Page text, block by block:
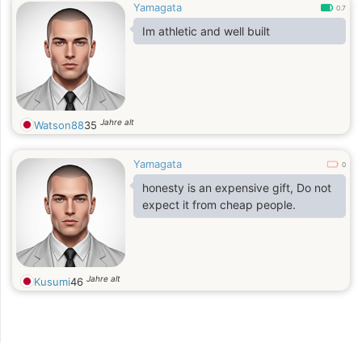
Yamagata 0.7
Im athletic and well built
Watson8835 Jahre alt
Yamagata 0
honesty is an expensive gift, Do not
expect it from cheap people.
Kusumi46 Jahre alt